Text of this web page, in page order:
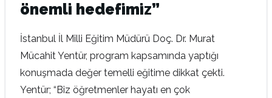
önemli hedefimiz”
İstanbul İl Milli Eğitim Müdürü Doç. Dr. Murat
Mücahit Yentür, program kapsamında yaptığı
konuşmada değer temelli eğitime dikkat çekti.
Yentür; “Biz öğretmenler hayatı en çok